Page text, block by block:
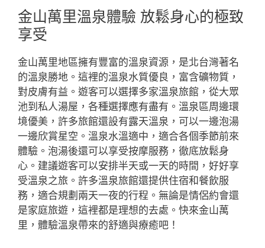
金山萬里溫泉體驗 放鬆身心的極致
享受
金山萬里地區擁有豐富的溫泉資源，是北台灣著名
的溫泉勝地。這裡的溫泉水質優良，富含礦物質，
對皮膚有益。遊客可以選擇多家溫泉旅館，從大眾
池到私人湯屋，各種選擇應有盡有。溫泉區周邊環
境優美，許多旅館還設有露天溫泉，可以一邊泡湯
一邊欣賞星空。溫泉水溫適中，適合各個季節前來
體驗。泡湯後還可以享受按摩服務，徹底放鬆身
心。建議遊客可以安排半天或一天的時間，好好享
受溫泉之旅。許多溫泉旅館還提供住宿和餐飲服
務，適合規劃兩天一夜的行程。無論是情侶約會還
是家庭旅遊，這裡都是理想的去處。快來金山萬
里，體驗溫泉帶來的舒適與療癒吧！